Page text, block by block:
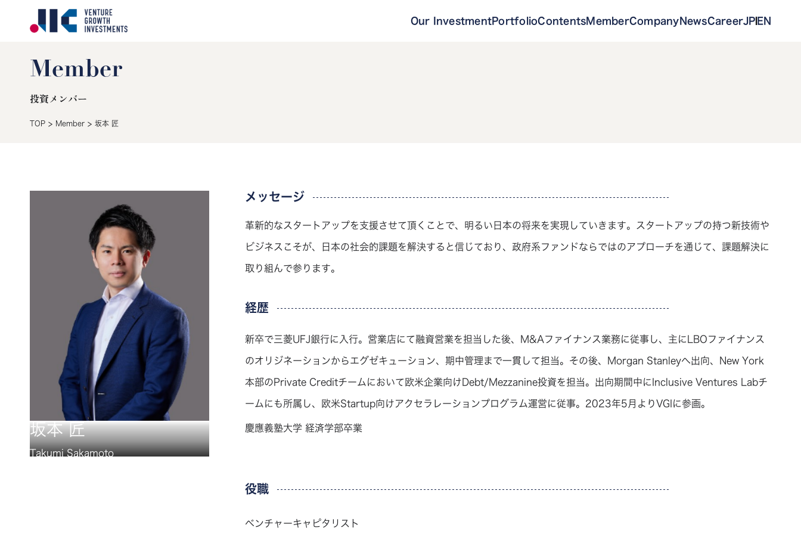
Our InvestmentPortfolioContentsMemberCompanyNewsCareerJP EN
Member
投資メンバー
TOP > Member > 坂本 匠
坂本 匠
Takumi Sakamoto
メッセージ
革新的なスタートアップを支援させて頂くことで、明るい日本の将来を実現していきます。スタートアップの持つ新技術や
ビジネスこそが、日本の社会的課題を解決すると信じており、政府系ファンドならではのアプローチを通じて、課題解決に
取り組んで参ります。
経歴
新卒で三菱UFJ銀行に入行。営業店にて融資営業を担当した後、M&Aファイナンス業務に従事し、主にLBOファイナンス
のオリジネーションからエグゼキューション、期中管理まで一貫して担当。その後、Morgan Stanleyへ出向、New York
本部のPrivate Creditチームにおいて欧米企業向けDebt/Mezzanine投資を担当。出向期間中にInclusive Ventures Labチ
ームにも所属し、欧米Startup向けアクセラレーションプログラム運営に従事。2023年5月よりVGIに参画。
慶應義塾大学 経済学部卒業
役職
ベンチャーキャピタリスト